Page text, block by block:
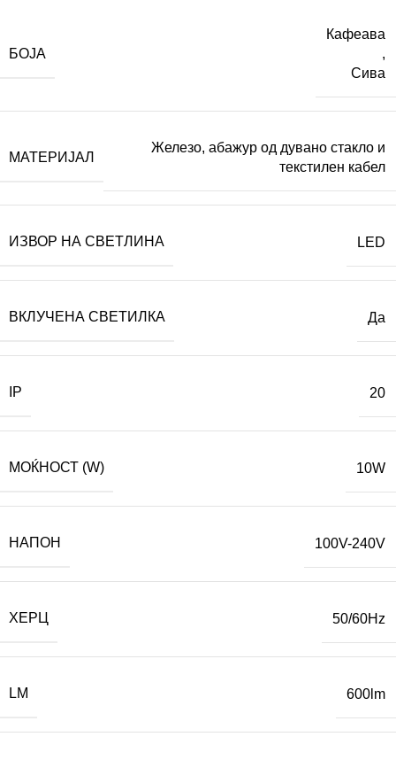
БОЈА
Кафеава
,
Сива
МАТЕРИЈАЛ
Железо, абажур од дувано стакло и
текстилен кабел
ИЗВОР НА СВЕТЛИНА LED
ВКЛУЧЕНА СВЕТИЛКА Да
IP 20
МОЌНОСТ (W) 10W
НАПОН 100V-240V
ХЕРЦ 50/60Hz
LM 600lm